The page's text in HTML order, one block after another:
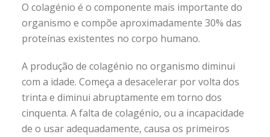
O colagénio é o componente mais importante do
organismo e compõe aproximadamente 30% das
proteínas existentes no corpo humano.
A produção de colagénio no organismo diminui
com a idade. Começa a desacelerar por volta dos
trinta e diminui abruptamente em torno dos
cinquenta. A falta de colagénio, ou a incapacidade
de o usar adequadamente, causa os primeiros